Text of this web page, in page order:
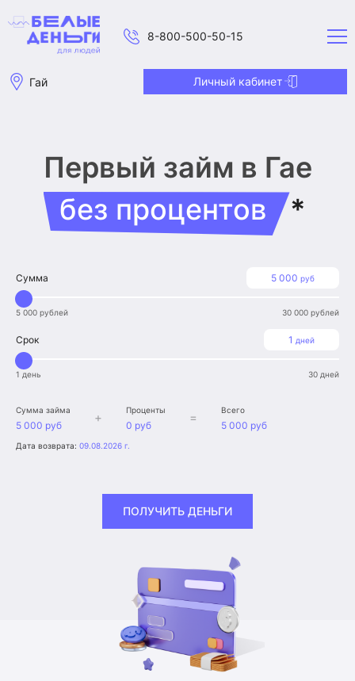
8-800-500-50-15
Гай Личный кабинет
Первый займ в Гае
без процентов
*
5 000 руб
Сумма
5 000 рублей 30 000 рублей
1 дней
Срок
1 день 30 дней
Сумма займа
5 000 руб
+ Проценты
0 руб
= Всего
5 000 руб
Дата возврата: 09.08.2026 г.
ПОЛУЧИТЬ ДЕНЬГИ